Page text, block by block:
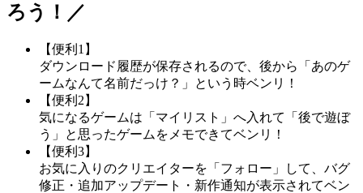
ろう！／
【便利1】
ダウンロード履歴が保存されるので、後から「あのゲ
ームなんて名前だっけ？」という時ベンリ！
【便利2】
気になるゲームは「マイリスト」へ入れて「後で遊ぼ
う」と思ったゲームをメモできてベンリ！
【便利3】
お気に入りのクリエイターを「フォロー」して、バグ
修正・追加アップデート・新作通知が表示されてベン